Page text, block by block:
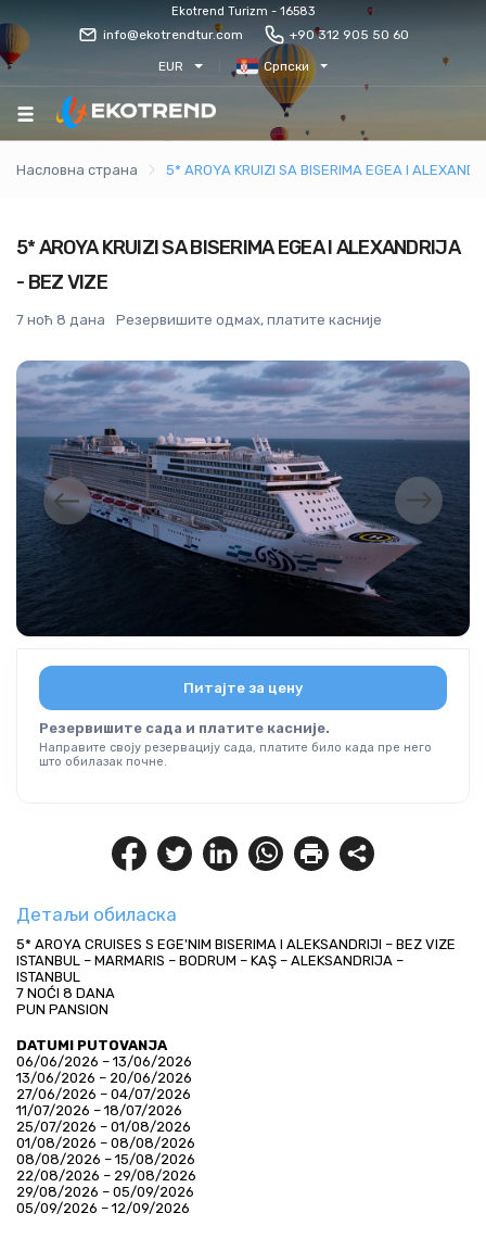
Ekotrend Turizm - 16583
info@ekotrendtur.com +90 312 905 50 60
EUR Српски
Насловна страна 5* AROYA KRUIZI SA BISERIMA EGEA I
Детаљи обиласка
5* AROYA CRUISES S EGE'NIM BISERIMA I ALEKSANDRIJI – BEZ VIZE
ISTANBUL – MARMARIS – BODRUM – KAŞ – ALEKSANDRIJA –
ISTANBUL
7 NOĆI 8 DANA
PUN PANSION
DATUMI PUTOVANJA
06/06/2026 – 13/06/2026
13/06/2026 – 20/06/2026
27/06/2026 – 04/07/2026
11/07/2026 – 18/07/2026
25/07/2026 – 01/08/2026
01/08/2026 – 08/08/2026
08/08/2026 – 15/08/2026
22/08/2026 – 29/08/2026
29/08/2026 – 05/09/2026
05/09/2026 – 12/09/2026
5* AROYA KRUIZI SA BISERIMA EGEA I ALEXANDRIJA
- BEZ VIZE
7 ноћ 8 дана Резервишите одмах, платите касније
Питајте за цену
Резервишите сада и платите касније.
Направите своју резервацију сада, платите било када пре него
што обилазак почне.